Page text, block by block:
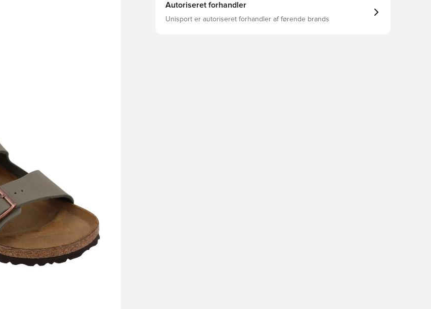
Autoriseret forhandler
Unisport er autoriseret forhandler af førende brands